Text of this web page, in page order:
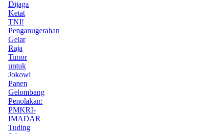
Dijaga
Ketat
TNI!
Penganugerahan
Gelar
Raja
Timor
untuk
Jokowi
Panen
Gelombang
Penolakan:
PMKRI-
IMADAR
Tuding